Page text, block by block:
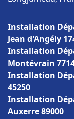
Installation
Jean d'Angély
Installation
Montévrain
Installation
45250
Installation
Auxerre 89000